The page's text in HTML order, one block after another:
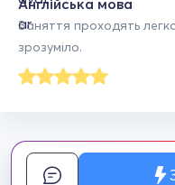
Заняття проходять
зрозуміло.